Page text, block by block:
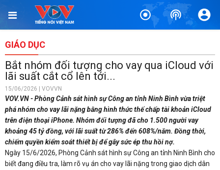
GIÁO DỤC
Bắt nhóm đối tượng cho vay qua iCloud với
lãi suất cắt cổ lên tới...
15/06/2026 | VOVVN
VOV.VN - Phòng Cảnh sát hình sự Công an tỉnh Ninh Bình vừa triệt
phá nhóm cho vay lãi nặng bằng hình thức thế chấp tài khoản iCloud
trên điện thoại iPhone. Nhóm đối tượng đã cho 1.500 người vay
khoảng 45 tỷ đồng, với lãi suất từ 286% đến 608%/năm. Đồng thời,
chiếm quyền kiểm soát thiết bị để gây sức ép thu hồi nợ.
Ngày 15/6/2026, Phòng Cảnh sát hình sự Công an tỉnh Ninh Bình cho
biết đang điều tra, làm rõ vụ án cho vay lãi nặng trong giao dịch dân